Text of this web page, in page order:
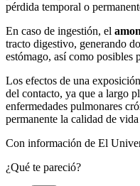
pérdida temporal o
En caso de ingestión, el
tracto digestivo, generando
estómago, así como posibles
Los efectos de una
del contacto, ya que a largo
enfermedades pulmonares
permanente la calidad de
Con información de El
¿Qué te pareció?